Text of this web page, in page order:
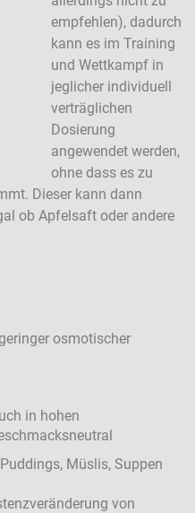
empfehlen), dadurch
kann es im Training
und Wettkampf in
jeglicher individuell
verträglichen
Dosierung
angewendet werden,
ohne dass es zu
Dieser kann dann
ob Apfelsaft oder andere
osmotischer
in hohen
Müslis, Suppen
von